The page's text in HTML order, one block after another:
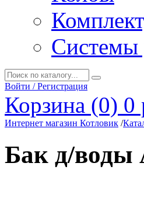
Системы
Войти / Регистрация
Корзина (0) 0
Интернет магазин Котловик /
Бак д/воды